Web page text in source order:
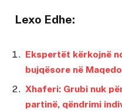
Lexo Edhe:
Ekspertët kërkojnë
bujqësore në
Xhaferi: Grubi nuk
partinë, qëndrimi